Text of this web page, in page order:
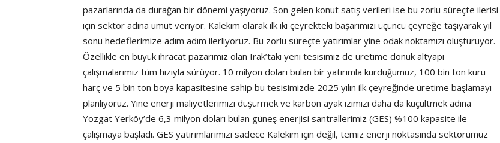
pazarlarında da durağan bir dönemi yaşıyoruz. Son gelen konut satış verileri ise bu zorlu süreçte ilerisi
için sektör adına umut veriyor. Kalekim olarak ilk iki çeyrekteki başarımızı üçüncü çeyreğe taşıyarak yıl
sonu hedeflerimize adım adım ilerliyoruz. Bu zorlu süreçte yatırımlar yine odak noktamızı oluşturuyor.
Özellikle en büyük ihracat pazarımız olan Irak’taki yeni tesisimiz de üretime dönük altyapı
çalışmalarımız tüm hızıyla sürüyor. 10 milyon doları bulan bir yatırımla kurduğumuz, 100 bin ton kuru
harç ve 5 bin ton boya kapasitesine sahip bu tesisimizde 2025 yılın ilk çeyreğinde üretime başlamayı
planlıyoruz. Yine enerji maliyetlerimizi düşürmek ve karbon ayak izimizi daha da küçültmek adına
Yozgat Yerköy’de 6,3 milyon doları bulan güneş enerjisi santrallerimiz (GES) %100 kapasite ile
çalışmaya başladı. GES yatırımlarımızı sadece Kalekim için değil, temiz enerji noktasında sektörümüz